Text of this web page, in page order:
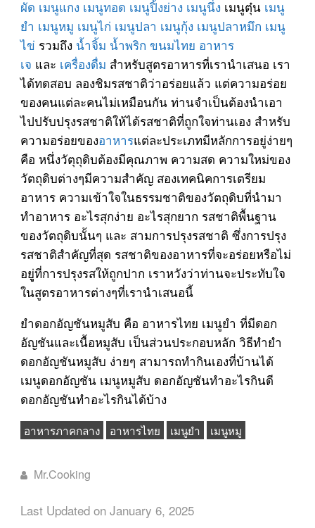
ผัด เมนูแกง เมนูทอด เมนูปิ้งย่าง เมนูนึ่ง เมนูตุ๋น เมนู
ยำ เมนูหมู เมนูไก่ เมนูปลา เมนูกุ้ง เมนูปลาหมึก เมนู
ไข่ รวมถึง น้ำจิ้ม น้ำพริก ขนมไทย อาหาร
เจ และ เครื่องดื่ม สำหรับสูตรอาหารที่เรานำเสนอ เรา
ได้ทดสอบ ลองชิมรสชาติว่าอร่อยแล้ว แต่ความอร่อย
ของคนแต่ละคนไม่เหมือนกัน ท่านจำเป็นต้องนำเอา
ไปปรับปรุงรสชาติให้ได้รสชาติที่ถูกใจท่านเอง สำหรับ
ความอร่อยของอาหารแต่ละประเภทมีหลักการอยู่ง่ายๆ
คือ หนึ่งวัตุถุดิบต้องมีคุณภาพ ความสด ความใหม่ของ
วัตถุดิบต่างๆมีความสำคัญ สองเทคนิคการเตรียม
อาหาร ความเข้าใจในธรรมชาติของวัตถุดิบที่นำมา
ทำอาหาร อะไรสุกง่าย อะไรสุกยาก รสชาติพื้นฐาน
ของวัตถุดิบนั้นๆ และ สามการปรุงรสชาติ ซึ่งการปรุง
รสชาติสำคัญที่สุด รสชาติของอาหารที่จะอร่อยหรือไม่
อยูู่ที่การปรุงรสให้ถูกปาก เราหวังว่าท่านจะประทับใจ
ในสูตรอาหารต่างๆที่เรานำเสนอนี้
ยำดอกอัญชันหมูสับ คือ อาหารไทย เมนูยำ ที่มีดอก
อัญชันและเนื้อหมูสับ เป็นส่วนประกอบหลัก วิธีทำยำ
ดอกอัญชันหมูสับ ง่ายๆ สามารถทำกินเองที่บ้านได้
เมนูดอกอัญชัน เมนูหมูสับ ดอกอัญชันทำอะไรกินดี
ดอกอัญชันทำอะไรกินได้บ้าง
อาหารภาคกลาง อาหารไทย เมนูยำ เมนูหมู
Mr.Cooking
Last Updated on January 6, 2025